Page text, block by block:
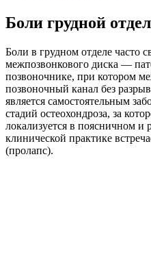
Боли грудной отдел
Боли в грудном отделе часто
межпозвонкового диска —
позвоночнике, при котором
позвоночный канал без
является самостоятельным
стадий остеохондроза, за
локализуется в поясничном
клинической практике
(пролапс).